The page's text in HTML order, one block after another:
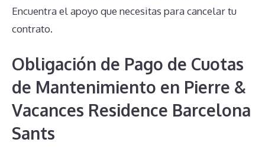
Encuentra el apoyo que necesitas para cancelar tu
contrato.
Obligación de Pago de Cuotas
de Mantenimiento en Pierre &
Vacances Residence Barcelona
Sants